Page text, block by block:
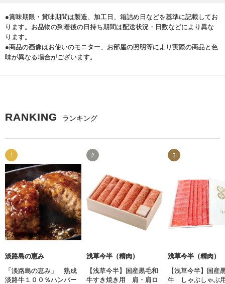
●賞味期限・賞味期間は製造、加工日、箱詰め日などを基準に記載してお
ります。お品物の到着後の日持ち期間は配送状況・日数などにより異な
ります。
●商品の画像はお使いのモニター、お部屋の照明等により実際の商品と色
味が異なる場合がございます。
RANKING ランキング
1
淡路島の恵み
「淡路島の恵み」 熟成
淡路牛１００％ハンバー
2
浅草今半（精肉）
【浅草今半】国産黒毛和
牛すき焼き用 肩・肩ロ
3
浅草今半（精肉）
【浅草今半】国産
牛 しゃぶしゃぶ